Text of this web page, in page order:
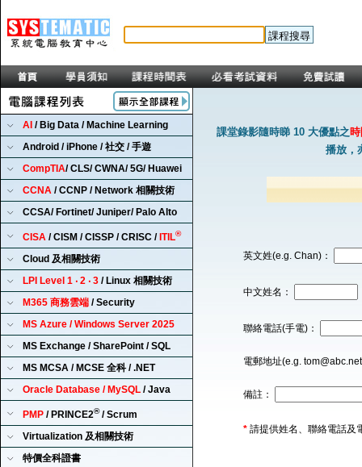
AI / Big Data / Machine Learning
Android / iPhone / 社交 / 手遊
CompTIA/ CLS/ CWNA/ 5G/ Huawei
CCNA / CCNP / Network 相關技術
CCSA/ Fortinet/ Juniper/ Palo Alto
CISA / CISM / CISSP / CRISC / ITIL®
Cloud 及相關技術
LPI Level 1 ‧ 2 ‧ 3 / Linux 相關技術
M365 商務雲端 / Security
MS Azure / Windows Server 2025
MS Exchange / SharePoint / SQL
MS MCSA / MCSE 全科 / .NET
Oracle Database / MySQL / Java
PMP / PRINCE2®/ Scrum
Virtualization 及相關技術
特價全科證書
課堂錄影隨時睇 10 大優點之
播放，
英文姓(e.g. Chan)：
中文姓名：
聯絡電話(手電)：
電郵地址(e.g.
備註：
* 請提供姓名、聯絡電話及